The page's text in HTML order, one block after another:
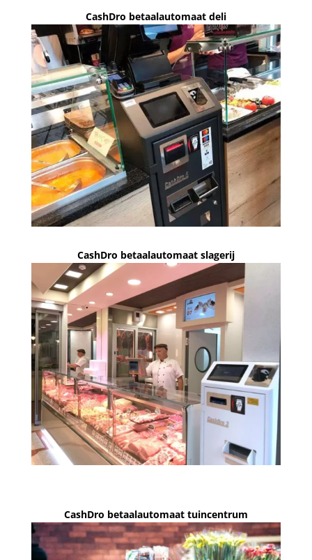
CashDro betaalautomaat deli
CashDro betaalautomaat slagerij
CashDro betaalautomaat tuincentrum